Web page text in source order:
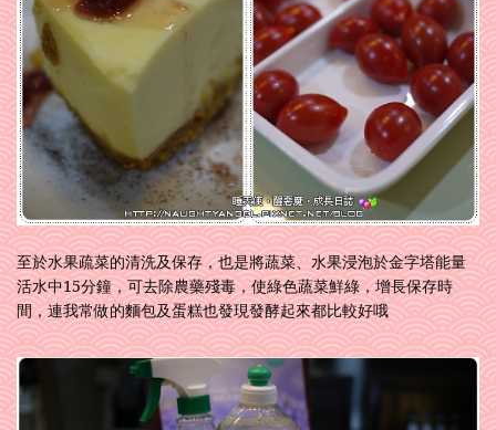
至於水果疏菜的清洗及保存，也是將蔬菜、水果浸泡於金字塔能量
活水中15分鐘，可去除農藥殘毒，使綠色蔬菜鮮綠，增長保存時
間，連我常做的麵包及蛋糕也發現發酵起來都比較好哦